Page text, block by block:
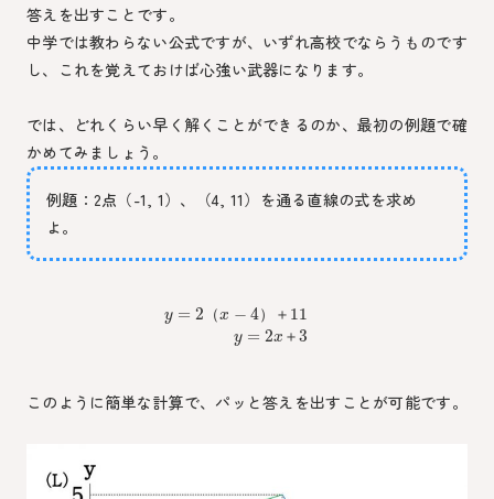
答えを出すことです。
中学では教わらない公式ですが、いずれ高校でならうものです
し、これを覚えておけば心強い武器になります。
では、どれくらい早く解くことができるのか、最初の例題で確
かめてみましょう。
例題：2点（-1, 1）、（4, 11）を通る直線の式を求め
よ。
y = 2 （x − 4） ＋ 11
y = 2x ＋3
このように簡単な計算で、パッと答えを出すことが可能です。